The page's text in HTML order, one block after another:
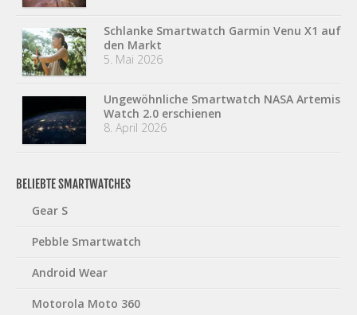
Schlanke Smartwatch Garmin Venu X1 auf
den Markt
5. Mai 2026
Ungewöhnliche Smartwatch NASA Artemis
Watch 2.0 erschienen
8. April 2026
BELIEBTE SMARTWATCHES
Gear S
Pebble Smartwatch
Android Wear
Motorola Moto 360